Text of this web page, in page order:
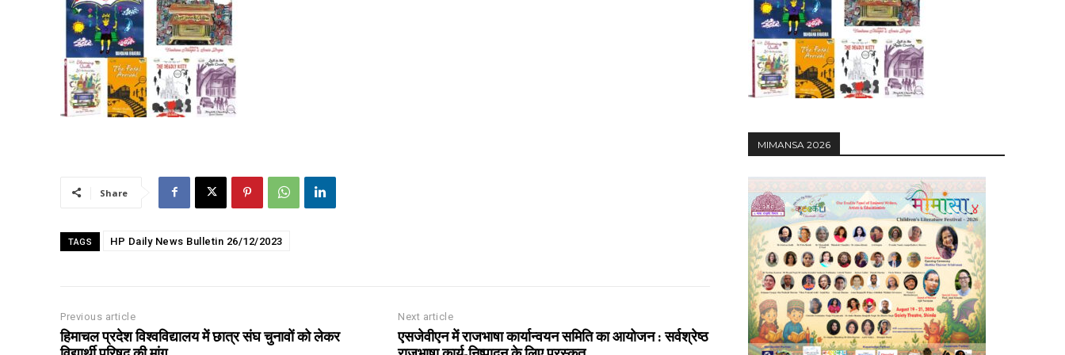
00:00
NURTURING CREATIVITY – KEEKLI CHARITABLE TRUST, SHIMLA
Share
TAGS HP Daily News Bulletin 26/12/2023
Previous article
हिमाचल प्रदेश विश्वविद्यालय में छात्र संघ चुनावों को लेकर
Next article
एसजेवीएन में राजभाषा कार्यान्वयन समिति का आयोजन : सर्वश्रेष्ठ
MIMANSA 2026